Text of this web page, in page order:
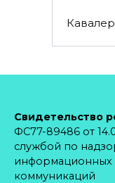
Свидетельство
ФС77-89486 от
службой по
информационных
коммуникаций